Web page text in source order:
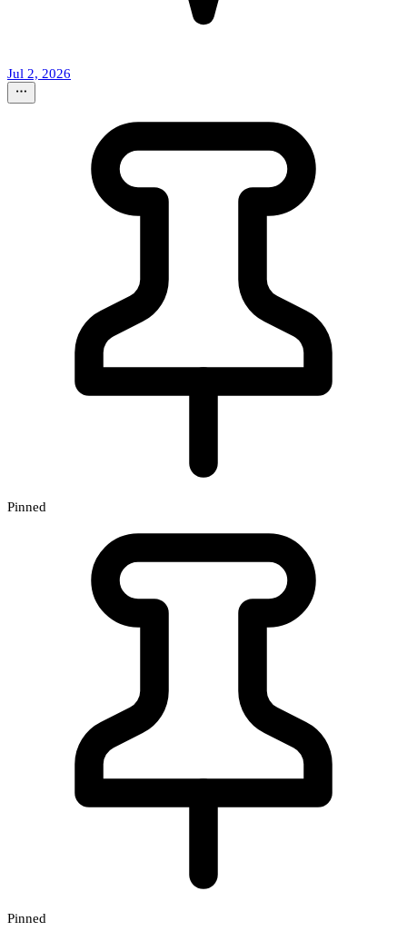
Jul 2, 2026
Pinned
Pinned